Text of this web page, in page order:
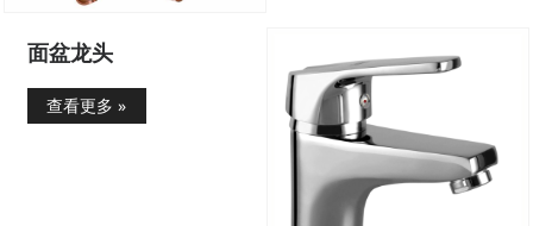
面盆龙头
查看更多 »